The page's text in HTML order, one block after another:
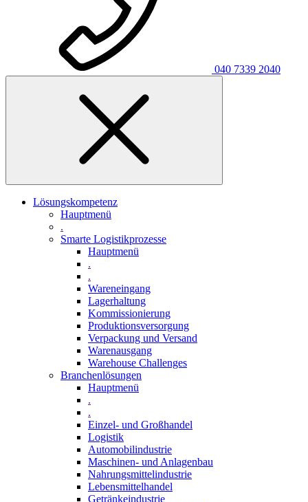
040 7339 2040
Lösungskompetenz
Hauptmenü
.
Smarte Logistikprozesse
Hauptmenü
.
.
Wareneingang
Lagerhaltung
Kommissionierung
Produktionsversorgung
Verpackung und Versand
Warenausgang
Warehouse Challenges
Branchenlösungen
Hauptmenü
.
.
Einzel- und Großhandel
Logistik
Automobilindustrie
Maschinen- und Anlagenbau
Nahrungsmittelindustrie
Lebensmittelhandel
Getränkeindustrie